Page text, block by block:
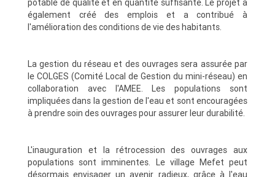
potable de qualité et en quantité suffisante. Le projet a
également créé des emplois et a contribué à
l'amélioration des conditions de vie des habitants.
La gestion du réseau et des ouvrages sera assurée par
le COLGES (Comité Local de Gestion du mini-réseau) en
collaboration avec l'AMEE. Les populations sont
impliquées dans la gestion de l'eau et sont encouragées
à prendre soin des ouvrages pour assurer leur durabilité.
L'inauguration et la rétrocession des ouvrages aux
populations sont imminentes. Le village Mefet peut
désormais envisager un avenir radieux, grâce à l'eau